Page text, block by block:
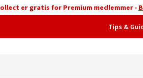
er gratis for Premium medlemmer -
Tips &